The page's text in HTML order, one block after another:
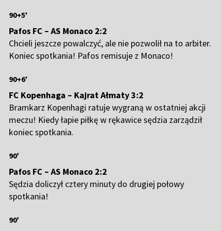
90+5'
Pafos FC – AS Monaco 2:2
Chcieli jeszcze powalczyć, ale nie pozwolił na to arbiter.
Koniec spotkania! Pafos remisuje z Monaco!
90+6'
FC Kopenhaga – Kajrat Ałmaty 3:2
Bramkarz Kopenhagi ratuje wygraną w ostatniej akcji
meczu! Kiedy łapie piłkę w rękawice sędzia zarządził
koniec spotkania.
90'
Pafos FC – AS Monaco 2:2
Sędzia doliczył cztery minuty do drugiej połowy
spotkania!
90'